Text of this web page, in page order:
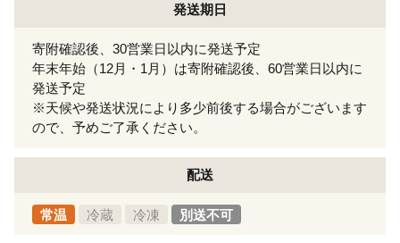
発送期日
寄附確認後、30営業日以内に発送予定
年末年始（12月・1月）は寄附確認後、60営業日以内に
発送予定
※天候や発送状況により多少前後する場合がございます
ので、予めご了承ください。
配送
常温 冷蔵 冷凍 別送不可